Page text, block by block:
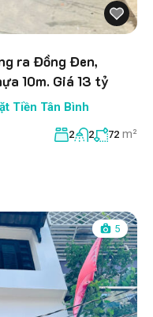
ra Đồng Đen,
10m. Giá 13 tỷ
Tiền Tân Bình
2 2 72 m²
5